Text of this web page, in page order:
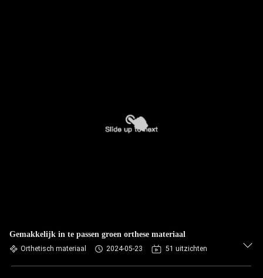
Gemakkelijk in te passen groen orthese materiaal
Orthetisch materiaal 2024-05-23 51 uitzichten